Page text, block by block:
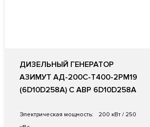
ДИЗЕЛЬНЫЙ ГЕНЕРАТОР
АЗИМУТ АД-200С-Т400-2РМ19
(6D10D258A) С АВР 6D10D258A
Электрическая мощность:
200 кВт / 250